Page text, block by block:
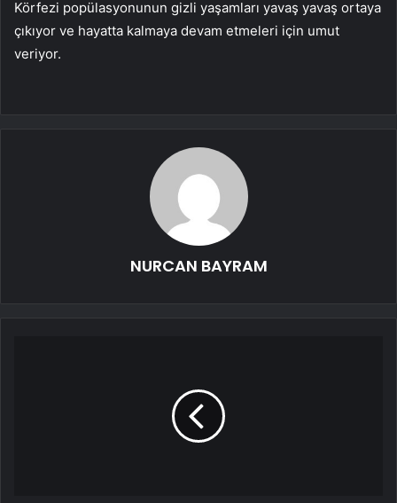
Körfezi popülasyonunun gizli yaşamları yavaş yavaş ortaya
çıkıyor ve hayatta kalmaya devam etmeleri için umut
veriyor.
NURCAN BAYRAM